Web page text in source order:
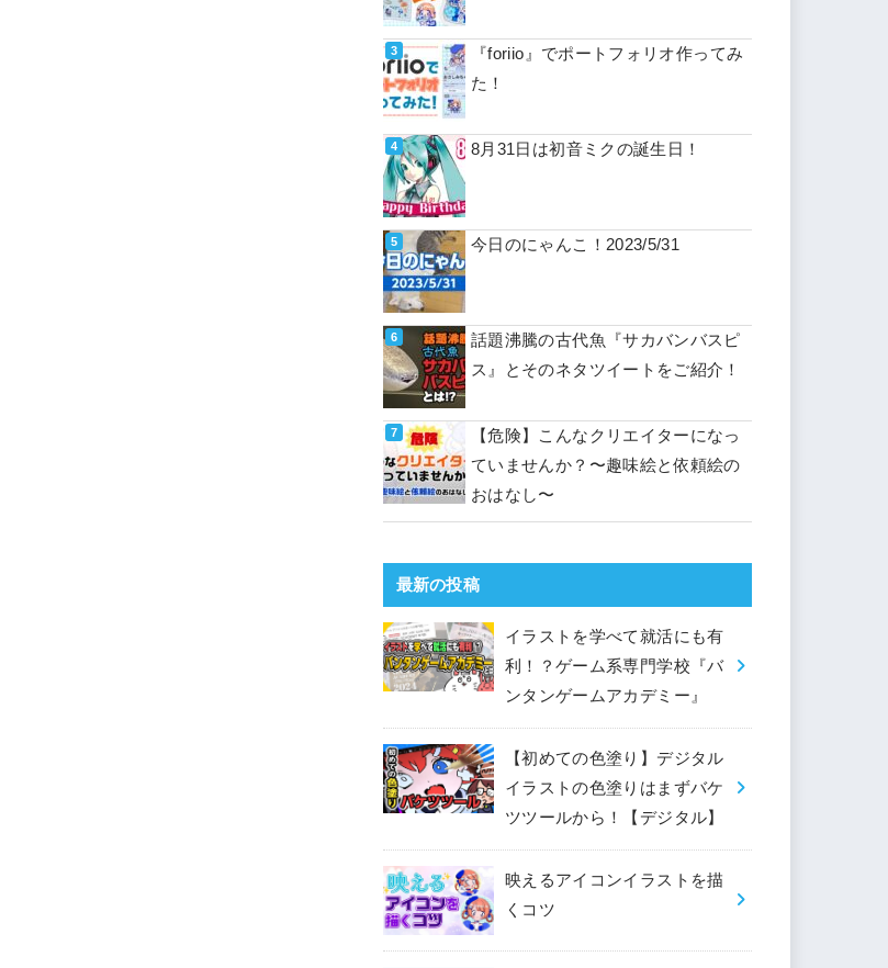
『foriio』でポートフォリオ作ってみ
た！
8月31日は初音ミクの誕生日！
今日のにゃんこ！2023/5/31
話題沸騰の古代魚『サカバンバスピ
ス』とそのネタツイートをご紹介！
【危険】こんなクリエイターになっ
ていませんか？〜趣味絵と依頼絵の
おはなし〜
最新の投稿
イラストを学べて就活にも有
利！？ゲーム系専門学校『バ
ンタンゲームアカデミー』
【初めての色塗り】デジタル
イラストの色塗りはまずバケ
ツツールから！【デジタル】
映えるアイコンイラストを描
くコツ